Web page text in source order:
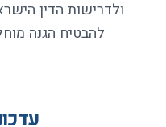
ולדרישות הדין
להבטיח הגנה